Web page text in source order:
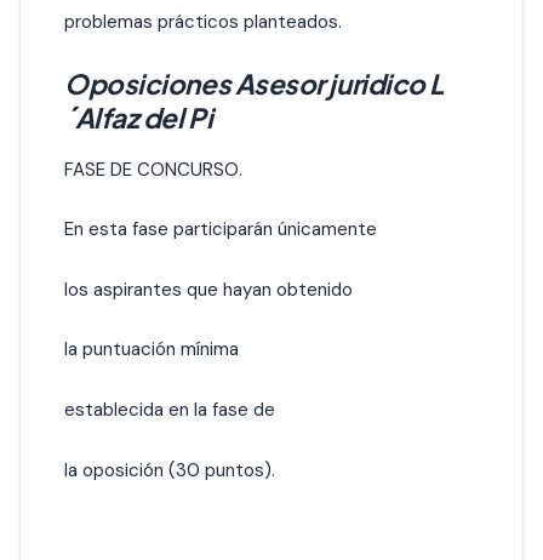
problemas prácticos planteados.
Oposiciones Asesor juridico L
´Alfaz del Pi
FASE DE CONCURSO.
En esta fase participarán únicamente
los aspirantes que hayan obtenido
la puntuación mínima
establecida en la fase de
la oposición (30 puntos).